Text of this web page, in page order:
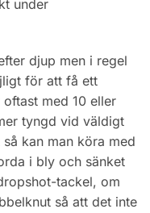
under
djup men i regel
för att få ett
med 10 eller
tyngd vid väldigt
kan man köra med
i bly och sänket
tackel, om
så att det inte